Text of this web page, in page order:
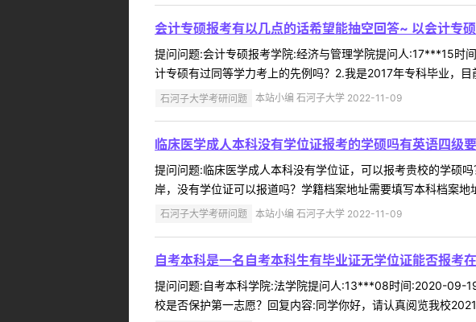
会计专硕报考有以几点的话希望能抽空回答~ 以会计专
提问问题:会计专硕报考学院:经济与管理学院提问人:17***15时
计专硕有过同等学力考上的先例吗？2.我是2017年专科毕业，
石河子大学考研问题 本站小编 石河子大学 2022-11-09
临床医学成人本科没有学位证报考的学硕吗有英语四级
提问问题:临床医学成人本科没有学位证，可以报考贵校的学
岸，没有学位证可以报道吗？学籍档案地址需要填写本科档案
石河子大学考研问题 本站小编 石河子大学 2022-11-09
自考本科是一名自考本科生有毕业证无学位证能否报考
提问问题:自考本科学院:法学院提问人:13***08时间:2020-09-
校是否保护第一志愿？回复内容:同学你好，请认真阅览我校